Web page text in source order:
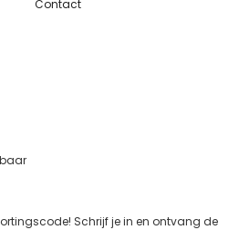
Contact
Schrijf je in en ontvang de